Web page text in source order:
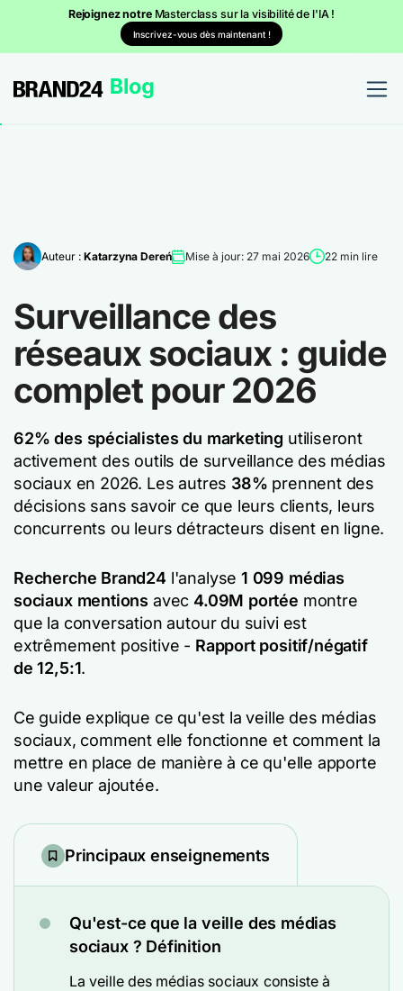
Rejoignez notre Masterclass sur la visibilité de l'IA !
Inscrivez-vous dès maintenant !
Auteur : Katarzyna Dereń Mise à jour: 27 mai 2026 22 min lire
Surveillance des
réseaux sociaux : guide
complet pour 2026
62% des spécialistes du marketing utiliseront
activement des outils de surveillance des médias
sociaux en 2026. Les autres 38% prennent des
décisions sans savoir ce que leurs clients, leurs
concurrents ou leurs détracteurs disent en ligne.
Recherche Brand24 l'analyse 1 099 médias
sociaux mentions avec 4.09M portée montre
que la conversation autour du suivi est
extrêmement positive - Rapport positif/négatif
de 12,5:1.
Ce guide explique ce qu'est la veille des médias
sociaux, comment elle fonctionne et comment la
mettre en place de manière à ce qu'elle apporte
une valeur ajoutée.
Principaux enseignements
Qu'est-ce que la veille des médias
sociaux ? Définition
La veille des médias sociaux consiste à